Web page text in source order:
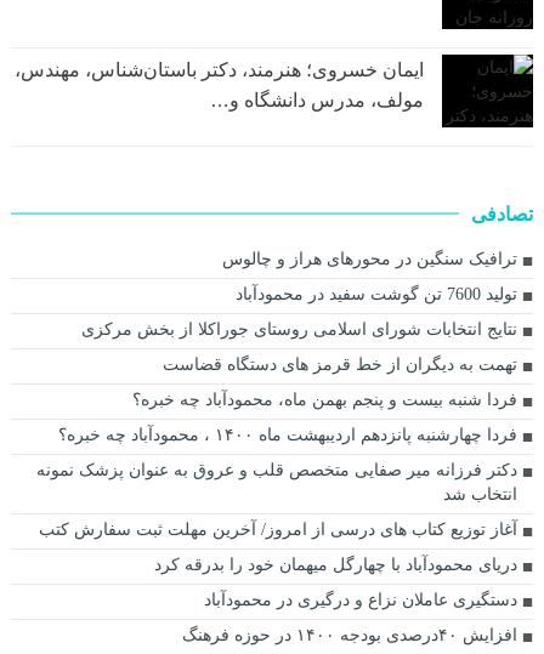
ایمان خسروی؛ هنرمند، دکتر باستان‌شناس، مهندس،
مولف، مدرس دانشگاه و…
تصادفی
ترافیک سنگین در محورهای هراز و چالوس
تولید 7600 تن گوشت سفید در محمودآباد
نتایج انتخابات شورای اسلامی روستای جوراکلا از بخش مرکزی
تهمت به دیگران از خط قرمز های دستگاه قضاست
فردا شنبه بیست و پنجم بهمن ماه، محمودآباد چه خبره؟
فردا چهارشنبه پانزدهم اردیبهشت ماه ۱۴۰۰ ، محمودآباد چه خبره؟
دکتر فرزانه میر صفایی متخصص قلب و عروق به عنوان پزشک نمونه
انتخاب شد
آغاز توزیع کتاب های درسی از امروز/ آخرین مهلت ثبت سفارش کتب
دریای محمودآباد با چهارگل میهمان خود را بدرقه کرد
دستگیری عاملان نزاع و درگیری در محمودآباد
افزایش ۴۰درصدی بودجه ۱۴۰۰ در حوزه فرهنگ